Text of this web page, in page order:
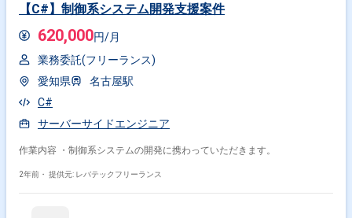
【C#】制御系システム開発支援案件
620,000円/月
業務委託(フリーランス)
愛知県
名古屋駅
C#
サーバーサイドエンジニア
作業内容 ・制御系システムの開発に携わっていただきます。
2年前・ 提供元: レバテックフリーランス